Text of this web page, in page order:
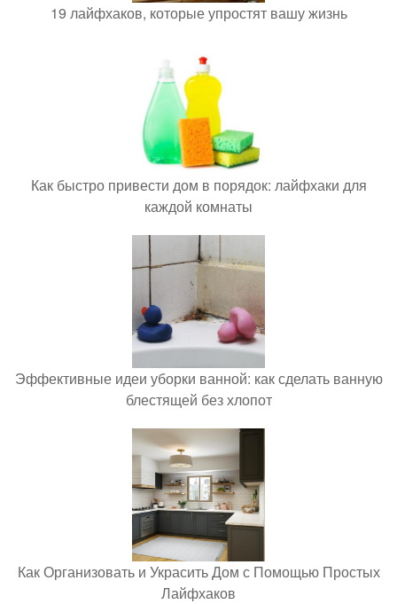
19 лайфхаков, которые упростят вашу жизнь
Как быстро привести дом в порядок: лайфхаки для
каждой комнаты
Эффективные идеи уборки ванной: как сделать ванную
блестящей без хлопот
Как Организовать и Украсить Дом с Помощью Простых
Лайфхаков